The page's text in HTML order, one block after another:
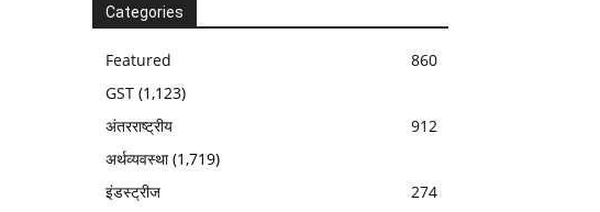
Categories
Featured
860
GST (1,123)
अंतरराष्ट्रीय
912
अर्थव्यवस्था(1,719)
इंडस्ट्रीज
274